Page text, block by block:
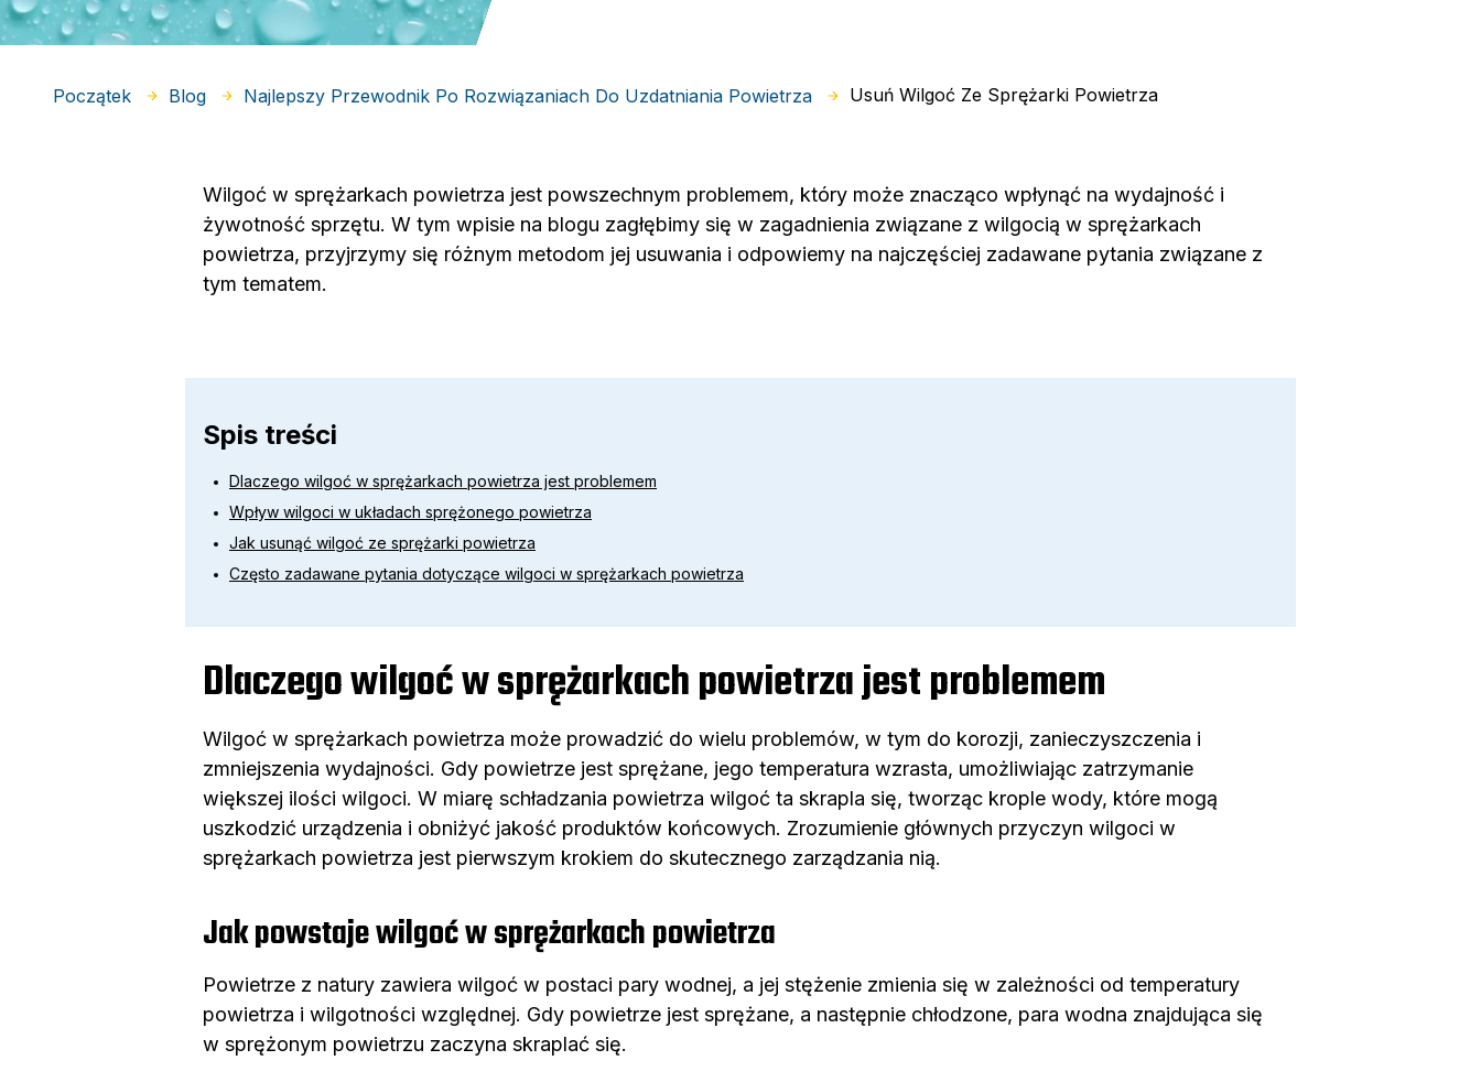
Początek Blog Najlepszy Przewodnik Po Rozwiązaniach Do Uzdatniania Powietrza Usuń Wilgoć Ze Sprężarki Powietrza
Wilgoć w sprężarkach powietrza jest powszechnym problemem, który może znacząco wpłynąć na wydajność i
żywotność sprzętu. W tym wpisie na blogu zagłębimy się w zagadnienia związane z wilgocią w sprężarkach
powietrza, przyjrzymy się różnym metodom jej usuwania i odpowiemy na najczęściej zadawane pytania związane z
tym tematem.
Spis treści
Dlaczego wilgoć w sprężarkach powietrza jest problemem
Wpływ wilgoci w układach sprężonego powietrza
Jak usunąć wilgoć ze sprężarki powietrza
Często zadawane pytania dotyczące wilgoci w sprężarkach powietrza
Dlaczego wilgoć w sprężarkach powietrza jest problemem
Wilgoć w sprężarkach powietrza może prowadzić do wielu problemów, w tym do korozji, zanieczyszczenia i
zmniejszenia wydajności. Gdy powietrze jest sprężane, jego temperatura wzrasta, umożliwiając zatrzymanie
większej ilości wilgoci. W miarę schładzania powietrza wilgoć ta skrapla się, tworząc krople wody, które mogą
uszkodzić urządzenia i obniżyć jakość produktów końcowych. Zrozumienie głównych przyczyn wilgoci w
sprężarkach powietrza jest pierwszym krokiem do skutecznego zarządzania nią.
Jak powstaje wilgoć w sprężarkach powietrza
Powietrze z natury zawiera wilgoć w postaci pary wodnej, a jej stężenie zmienia się w zależności od temperatury
powietrza i wilgotności względnej. Gdy powietrze jest sprężane, a następnie chłodzone, para wodna znajdująca się
w sprężonym powietrzu zaczyna skraplać się.